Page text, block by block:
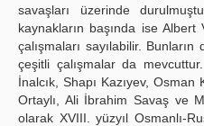
savaşları üzerinde
kaynakların başında ise
çalışmaları sayılabilir.
çeşitli çalışmalar da
İnalcık, Shapı Kazıyev,
Ortaylı, Ali İbrahim Savaş ve
olarak XVIII. yüzyıl Osmanlı-